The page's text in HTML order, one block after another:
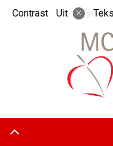
Contrast Uit
Adresgegevens